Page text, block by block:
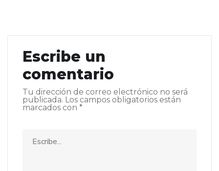
Escribe un
comentario
Tu dirección de correo electrónico no será
publicada. Los campos obligatorios están
marcados con *